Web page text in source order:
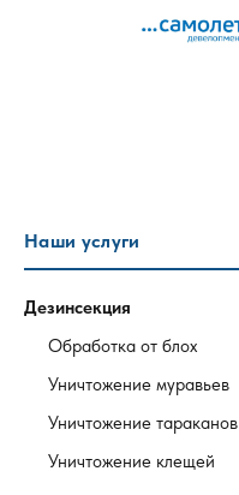
Наши услуги
Дезинсекция
Обработка от блох
Уничтожение муравьев
Уничтожение тараканов
Уничтожение клещей